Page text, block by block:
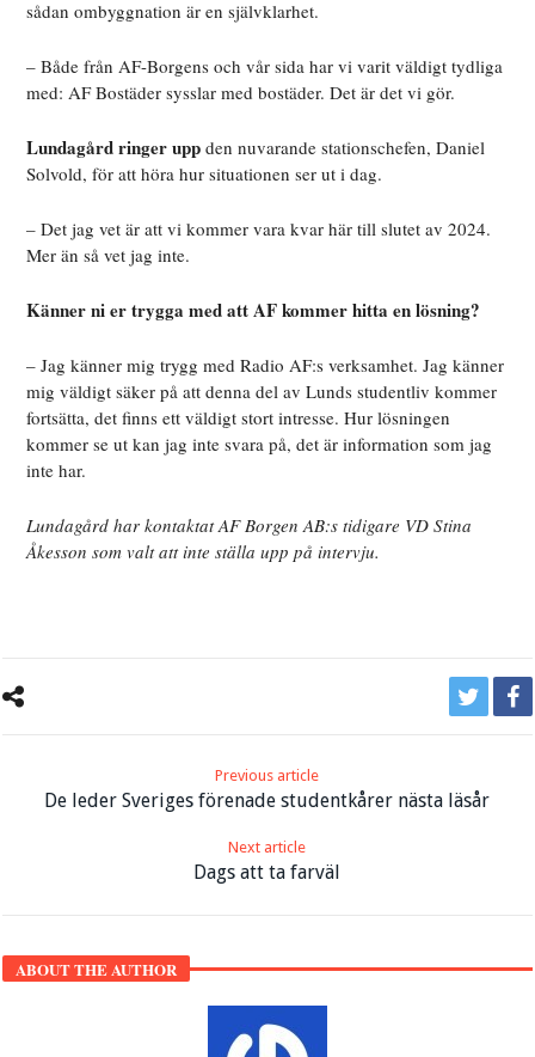
sådan ombyggnation är en självklarhet.
– Både från AF-Borgens och vår sida har vi varit väldigt tydliga
med: AF Bostäder sysslar med bostäder. Det är det vi gör.
Lundagård ringer upp den nuvarande stationschefen, Daniel
Solvold, för att höra hur situationen ser ut i dag.
– Det jag vet är att vi kommer vara kvar här till slutet av 2024.
Mer än så vet jag inte.
Känner ni er trygga med att AF kommer hitta en lösning?
– Jag känner mig trygg med Radio AF:s verksamhet. Jag känner
mig väldigt säker på att denna del av Lunds studentliv kommer
fortsätta, det finns ett väldigt stort intresse. Hur lösningen
kommer se ut kan jag inte svara på, det är information som jag
inte har.
Lundagård har kontaktat AF Borgen AB:s tidigare VD Stina
Åkesson som valt att inte ställa upp på intervju.
Previous article
De leder Sveriges förenade studentkårer nästa läsår
Next article
Dags att ta farväl
ABOUT THE AUTHOR